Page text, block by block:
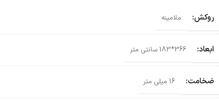
روکش: ملامینه
ابعاد: 366*183 سانتی‌ متر
ضخامت: 16 میلی متر